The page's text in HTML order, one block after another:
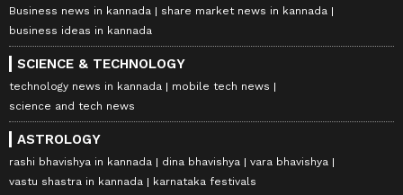
Business news in kannada
share market news in kannada
business ideas in kannada
SCIENCE & TECHNOLOGY
technology news in kannada
mobile tech news
science and tech news
ASTROLOGY
rashi bhavishya in kannada dina bhavishya
vara bhavishya
vastu shastra in kannada
karnataka festivals